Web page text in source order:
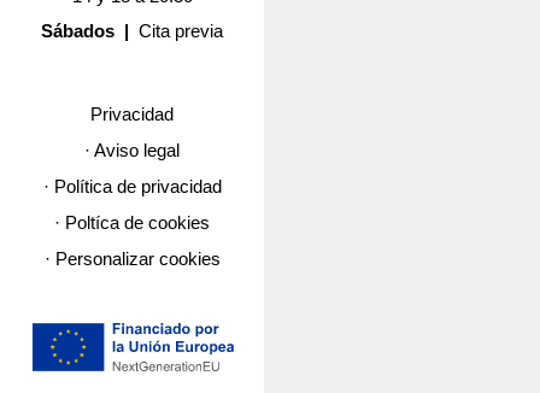
Sábados |Cita previa
Privacidad
· Aviso legal
· Política de privacidad
· Poltíca de cookies
· Personalizar cookies